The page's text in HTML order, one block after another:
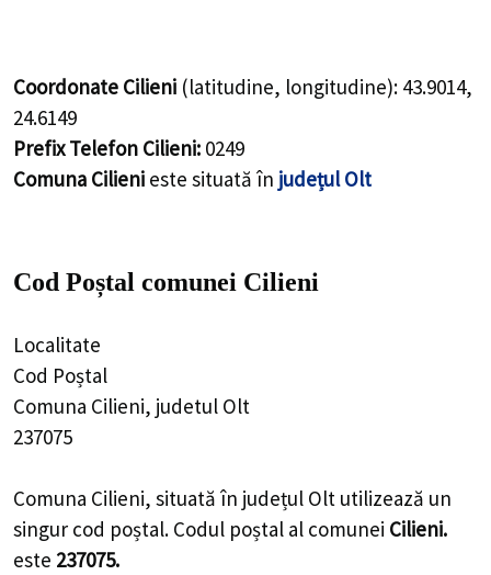
Coordonate Cilieni (latitudine, longitudine): 43.9014,
24.6149
Prefix Telefon Cilieni: 0249
Comuna Cilieni este situată în județul Olt
Cod Poștal comunei Cilieni
Localitate
Cod Poștal
Comuna Cilieni, judetul Olt
237075
Comuna Cilieni, situată în județul Olt utilizează un
singur cod poștal. Codul poștal al comunei Cilieni.
este 237075.